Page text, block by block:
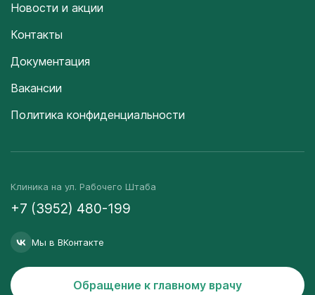
Новости и акции
Контакты
Документация
Вакансии
Политика конфиденциальности
Клиника на ул. Рабочего Штаба
+7 (3952) 480-199
Мы в ВКонтакте
Обращение к главному врачу